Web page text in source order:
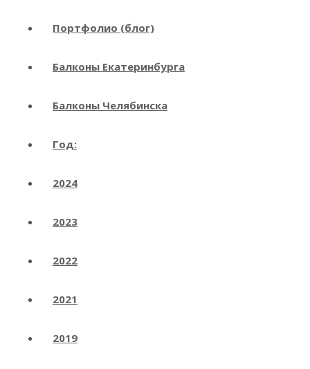
Портфолио (блог)
Балконы Екатеринбурга
Балконы Челябинска
Год:
2024
2023
2022
2021
2019